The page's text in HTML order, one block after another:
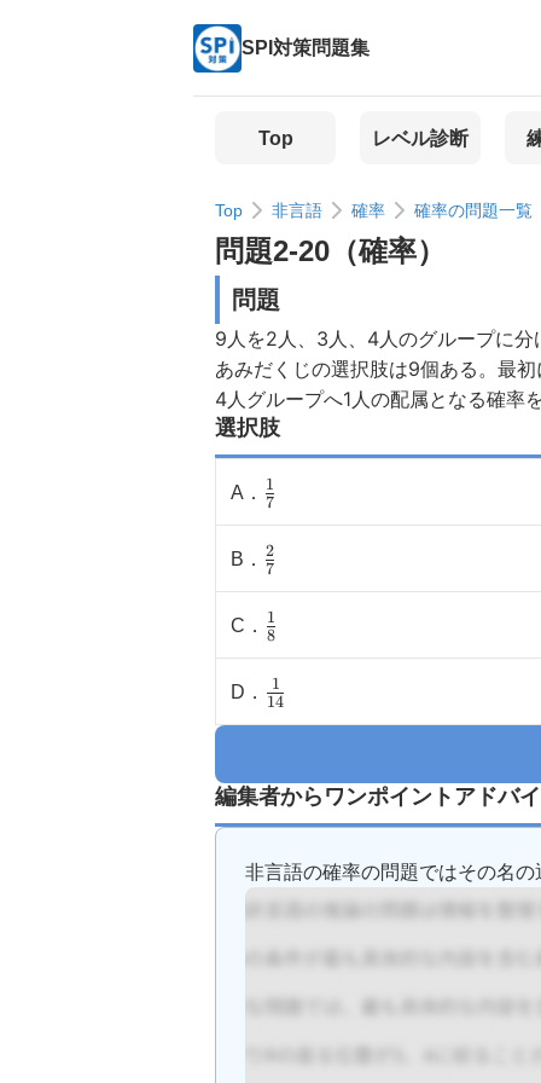
SPI対策問題集
Top レベル診断
Top 非言語 確率 確率の問題一覧
問題2-20 （確率）
問題
9人を2人、3人、4人のグループに
あみだくじの選択肢は9個ある。最
4人グループへ1人の配属となる確率
選択肢
A ． \
(\frac{1}
{7}\)
7
1
B ． \
(\frac{2}
{7}\)
7
2
C ． \
(\frac{1}
{8}\)
8
1
D ． \
(\frac{1}
14
1
編集者からワンポイントアドバ
非言語の確率の問題ではその名